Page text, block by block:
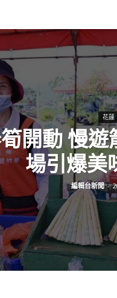
花蓮
開動 慢遊
場引爆美
編輯台新聞 -